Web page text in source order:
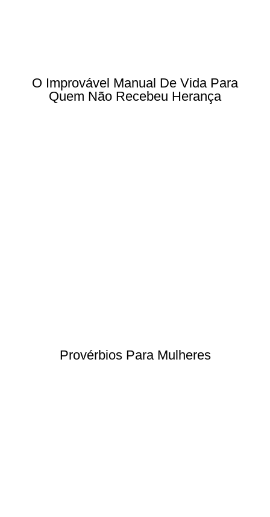
O Improvável Manual De Vida Para
Quem Não Recebeu Herança
Provérbios Para Mulheres